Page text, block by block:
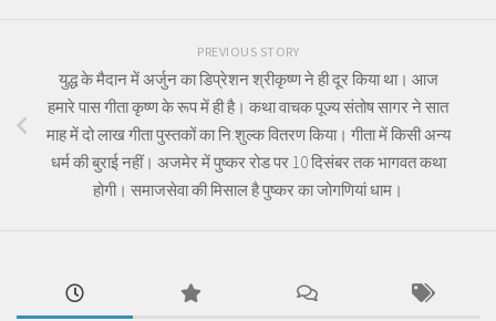
PREVIOUS STORY
युद्ध के मैदान में अर्जुन का डिप्रेशन श्रीकृष्ण ने ही दूर किया था। आज
हमारे पास गीता कृष्ण के रूप में ही है। कथा वाचक पूज्य संतोष सागर ने सात
माह में दो लाख गीता पुस्तकों का नि:शुल्क वितरण किया। गीता में किसी अन्य
धर्म की बुराई नहीं। अजमेर में पुष्कर रोड पर 10 दिसंबर तक भागवत कथा
होगी। समाजसेवा की मिसाल है पुष्कर का जोगणियां धाम।